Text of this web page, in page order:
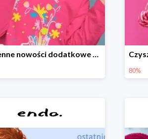
Wiosenne nowości dodatkowe -20%
80%